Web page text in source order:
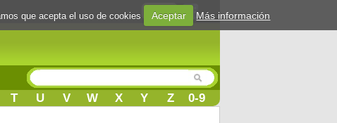
Login
T U V W X Y Z 0-9
que acepta el uso de cookies Aceptar Más información